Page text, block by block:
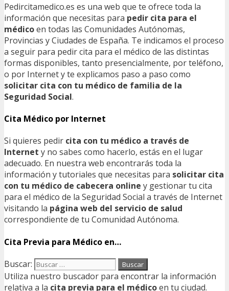
Pedircitamedico.es es una web que te ofrece toda la
información que necesitas para pedir cita para el
médicoen todas las Comunidades Autónomas,
Provincias y Ciudades de España. Te indicamos el proceso
a seguir para pedir cita para el médico de las distintas
formas disponibles, tanto presencialmente, por teléfono,
o por Internet y te explicamos paso a paso como
solicitar cita con tu médico de familia de la
Seguridad Social.
Cita Médico por Internet
Si quieres pedir cita con tu médico a través de
Internet y no sabes como hacerlo, estás en el lugar
adecuado. En nuestra web encontrarás toda la
información y tutoriales que necesitas para solicitar cita
con tu médico de cabecera online y gestionar tu cita
para el médico de la Seguridad Social a través de Internet
visitando la página web del servicio de salud
correspondiente de tu Comunidad Autónoma.
Cita Previa para Médico en…
Buscar:
Utiliza nuestro buscador para encontrar la información
relativa a la cita previa para el médicoen tu ciudad.